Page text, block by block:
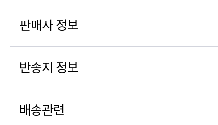
판매자 정보
반송지 정보
배송관련